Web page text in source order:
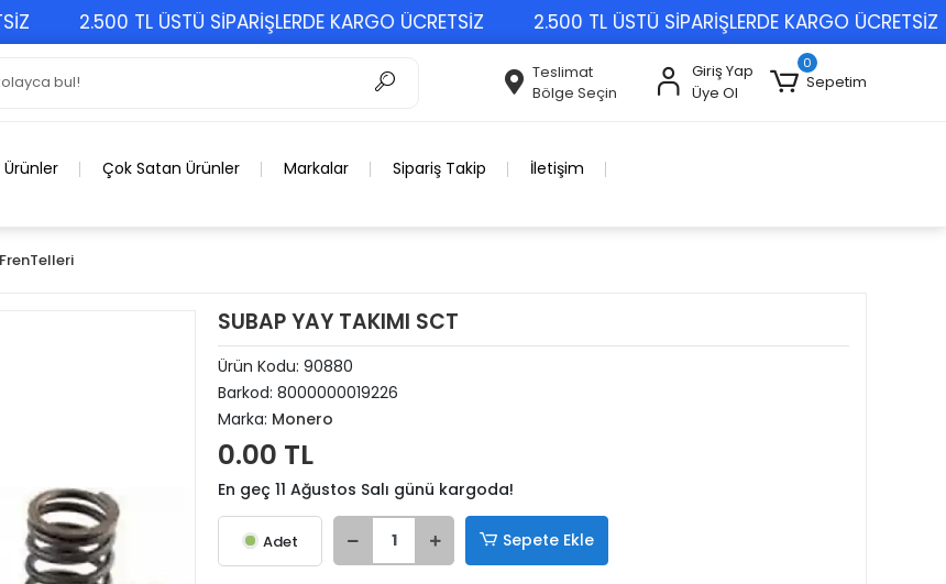
2.500 TL ÜSTÜ SİPARİŞLERDE KARGO ÜCRETSİZ 2.500 TL ÜSTÜ SİPARİŞLERDE KARGO ÜCRETSİZ
Teslimat
Bölge Seçin
Giriş Yap
Üye Ol
0
Sepetim
Ürünler Çok Satan Ürünler Markalar Sipariş Takip İletişim
FrenTelleri
SUBAP YAY TAKIMI SCT
Ürün Kodu: 90880
Barkod: 8000000019226
Marka: Monero
0.00 TL
En geç 11 Ağustos Salı günü kargoda!
Adet Sepete Ekle